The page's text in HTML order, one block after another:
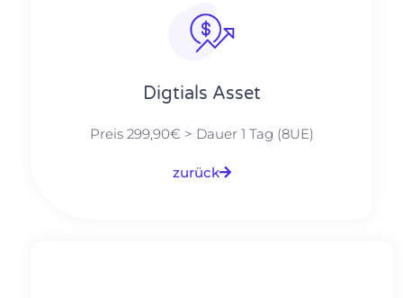
Digtials Asset
Preis 299,90€ > Dauer 1 Tag (8UE)
zurück